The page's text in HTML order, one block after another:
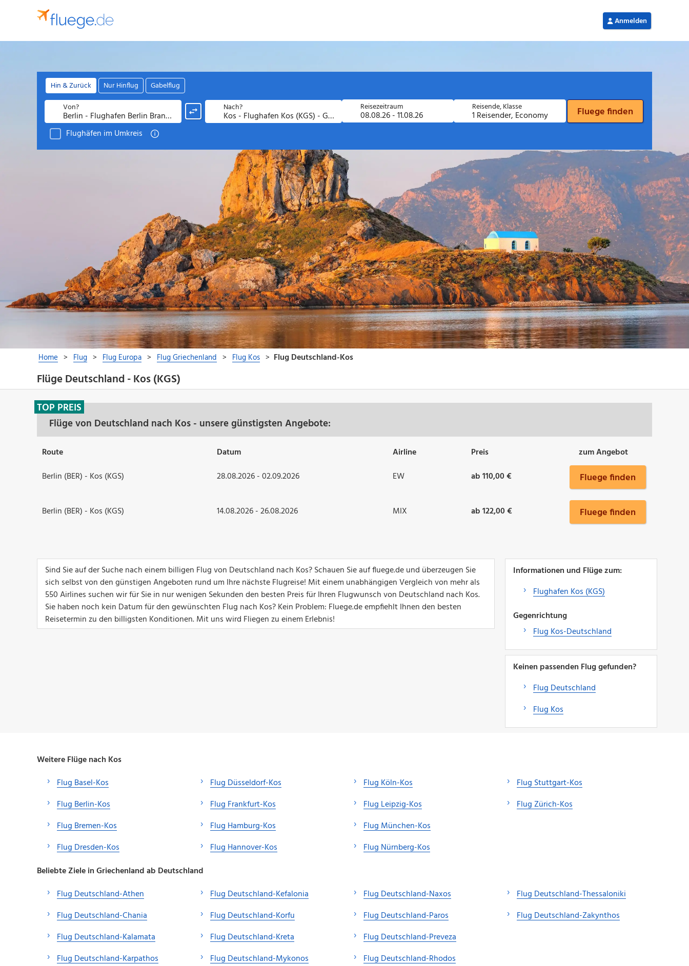
Flüge Deutschland - Kos (KGS)
Flüge von Deutschland nach Kos - unsere günstigsten Angebote:
TOP PREIS
Route Datum Airline Preis
zum Angebot
Berlin (BER) - Kos (KGS)
28.08.2026 - 02.09.2026 EW ab 110,00 € Fluege finden
Berlin (BER) - Kos (KGS) 14.08.2026 - 26.08.2026 MIX ab 122,00 € Fluege finden
Sind Sie auf der Suche nach einem billigen Flug von Deutschland nach Kos? Schauen Sie auf fluege.de und überzeugen Sie
sich selbst von den günstigen Angeboten rund um Ihre nächste Flugreise! Mit einem unabhängigen Vergleich von mehr als
550 Airlines suchen wir für Sie in nur wenigen Sekunden den besten Preis für Ihren Flugwunsch von Deutschland nach Kos.
Sie haben noch kein Datum für den gewünschten Flug nach Kos? Kein Problem: Fluege.de empfiehlt Ihnen den besten
Reisetermin zu den billigsten Konditionen. Mit uns wird Fliegen zu einem Erlebnis!
Informationen und Flüge zum:
Flughafen Kos (KGS)
Gegenrichtung
Flug Kos-Deutschland
Keinen passenden Flug gefunden?
Flug Deutschland
Flug Kos
Weitere Flüge nach Kos
Flug Basel-Kos
Flug Berlin-Kos
Flug Bremen-Kos
Flug Dresden-Kos
Flug Düsseldorf-Kos
Flug Frankfurt-Kos
Flug Hamburg-Kos
Flug Hannover-Kos
Flug Köln-Kos
Flug Leipzig-Kos
Flug München-Kos
Flug Nürnberg-Kos
Flug Stuttgart-Kos
Flug Zürich-Kos
Beliebte Ziele in Griechenland ab Deutschland
Flug Deutschland-Athen
Flug Deutschland-Chania
Flug Deutschland-Kalamata
Flug Deutschland-Karpathos
Flug Deutschland-Kefalonia
Flug Deutschland-Korfu
Flug Deutschland-Kreta
Flug Deutschland-Mykonos
Flug Deutschland-Naxos
Flug Deutschland-Paros
Flug Deutschland-Preveza
Flug Deutschland-Rhodos
Flug Deutschland-Thessaloniki
Flug Deutschland-Zakynthos